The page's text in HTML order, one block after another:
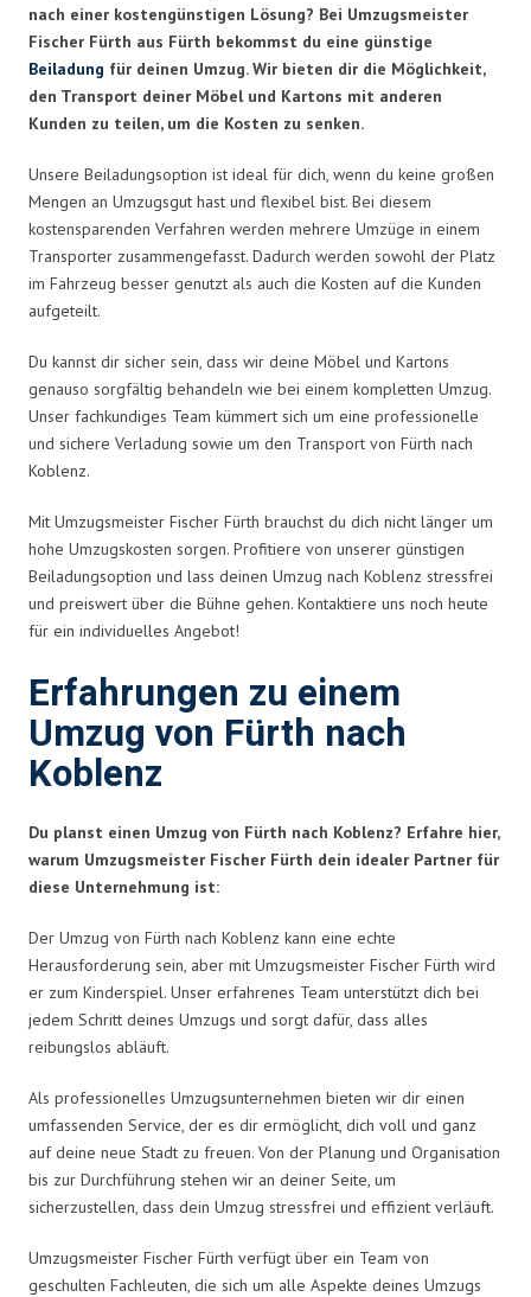
nach einer kostengünstigen Lösung? Bei Umzugsmeister
Fischer Fürth aus Fürth bekommst du eine günstige
Beiladung für deinen Umzug. Wir bieten dir die Möglichkeit,
den Transport deiner Möbel und Kartons mit anderen
Kunden zu teilen, um die Kosten zu senken.
Unsere Beiladungsoption ist ideal für dich, wenn du keine großen
Mengen an Umzugsgut hast und flexibel bist. Bei diesem
kostensparenden Verfahren werden mehrere Umzüge in einem
Transporter zusammengefasst. Dadurch werden sowohl der Platz
im Fahrzeug besser genutzt als auch die Kosten auf die Kunden
aufgeteilt.
Du kannst dir sicher sein, dass wir deine Möbel und Kartons
genauso sorgfältig behandeln wie bei einem kompletten Umzug.
Unser fachkundiges Team kümmert sich um eine professionelle
und sichere Verladung sowie um den Transport von Fürth nach
Koblenz.
Mit Umzugsmeister Fischer Fürth brauchst du dich nicht länger um
hohe Umzugskosten sorgen. Profitiere von unserer günstigen
Beiladungsoption und lass deinen Umzug nach Koblenz stressfrei
und preiswert über die Bühne gehen. Kontaktiere uns noch heute
für ein individuelles Angebot!
Erfahrungen zu einem
Umzug von Fürth nach
Koblenz
Du planst einen Umzug von Fürth nach Koblenz? Erfahre hier,
warum Umzugsmeister Fischer Fürth dein idealer Partner für
diese Unternehmung ist:
Der Umzug von Fürth nach Koblenz kann eine echte
Herausforderung sein, aber mit Umzugsmeister Fischer Fürth wird
er zum Kinderspiel. Unser erfahrenes Team unterstützt dich bei
jedem Schritt deines Umzugs und sorgt dafür, dass alles
reibungslos abläuft.
Als professionelles Umzugsunternehmen bieten wir dir einen
umfassenden Service, der es dir ermöglicht, dich voll und ganz
auf deine neue Stadt zu freuen. Von der Planung und Organisation
bis zur Durchführung stehen wir an deiner Seite, um
sicherzustellen, dass dein Umzug stressfrei und effizient verläuft.
Umzugsmeister Fischer Fürth verfügt über ein Team von
geschulten Fachleuten, die sich um alle Aspekte deines Umzugs